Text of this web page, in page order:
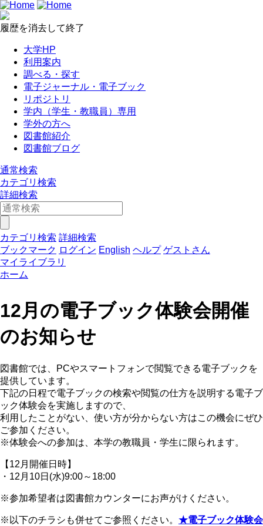
履歴を消去して終了
大学HP
利用案内
調べる・探す
電子ジャーナル・電子ブック
リポジトリ
学内（学生・教職員）専用
学外の方へ
図書館紹介
図書館ブログ
通常検索
カテゴリ検索
詳細検索
カテゴリ検索 詳細検索
ブックマーク ログイン English ヘルプ ゲストさん
マイライブラリ
ホーム
12月の電子ブック体験会開催
のお知らせ
図書館では、PCやスマートフォンで閲覧できる電子ブックを
提供しています。
下記の日程で電子ブックの検索や閲覧の仕方を説明する電子ブ
ック体験会を実施しますので、
利用したことがない、使い方が分からない方はこの機会にぜひ
ご参加ください。
※体験会への参加は、本学の教職員・学生に限られます。
【12月開催日時】
・12月10日(水)9:00～18:00
※参加希望者は図書館カウンターにお声がけください。
※以下のチラシも併せてご参照ください。 ★電子ブック体験会